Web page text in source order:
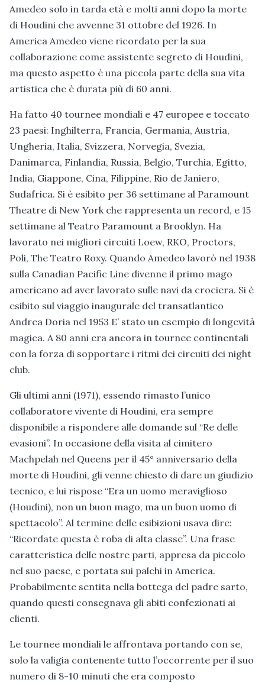
Amedeo solo in tarda età e molti anni dopo la morte
di Houdini che avvenne 31 ottobre del 1926. In
America Amedeo viene ricordato per la sua
collaborazione come assistente segreto di Houdini,
ma questo aspetto è una piccola parte della sua vita
artistica che è durata più di 60 anni.
Ha fatto 40 tournee mondiali e 47 europee e toccato
23 paesi: Inghilterra, Francia, Germania, Austria,
Ungheria, Italia, Svizzera, Norvegia, Svezia,
Danimarca, Finlandia, Russia, Belgio, Turchia, Egitto,
India, Giappone, Cina, Filippine, Rio de Janiero,
Sudafrica. Si è esibito per 36 settimane al Paramount
Theatre di New York che rappresenta un record, e 15
settimane al Teatro Paramount a Brooklyn. Ha
lavorato nei migliori circuiti Loew, RKO, Proctors,
Poli, The Teatro Roxy. Quando Amedeo lavorò nel 1938
sulla Canadian Pacific Line divenne il primo mago
americano ad aver lavorato sulle navi da crociera. Si è
esibito sul viaggio inaugurale del transatlantico
Andrea Doria nel 1953 E’ stato un esempio di longevità
magica. A 80 anni era ancora in tournee continentali
con la forza di sopportare i ritmi dei circuiti dei night
club.
Gli ultimi anni (1971), essendo rimasto l’unico
collaboratore vivente di Houdini, era sempre
disponibile a rispondere alle domande sul “Re delle
evasioni”. In occasione della visita al cimitero
Machpelah nel Queens per il 45° anniversario della
morte di Houdini, gli venne chiesto di dare un giudizio
tecnico, e lui rispose “Era un uomo meraviglioso
(Houdini), non un buon mago, ma un buon uomo di
spettacolo”. Al termine delle esibizioni usava dire:
“Ricordate questa è roba di alta classe”. Una frase
caratteristica delle nostre parti, appresa da piccolo
nel suo paese, e portata sui palchi in America.
Probabilmente sentita nella bottega del padre sarto,
quando questi consegnava gli abiti confezionati ai
clienti.
Le tournee mondiali le affrontava portando con se,
solo la valigia contenente tutto l’occorrente per il suo
numero di 8-10 minuti che era composto